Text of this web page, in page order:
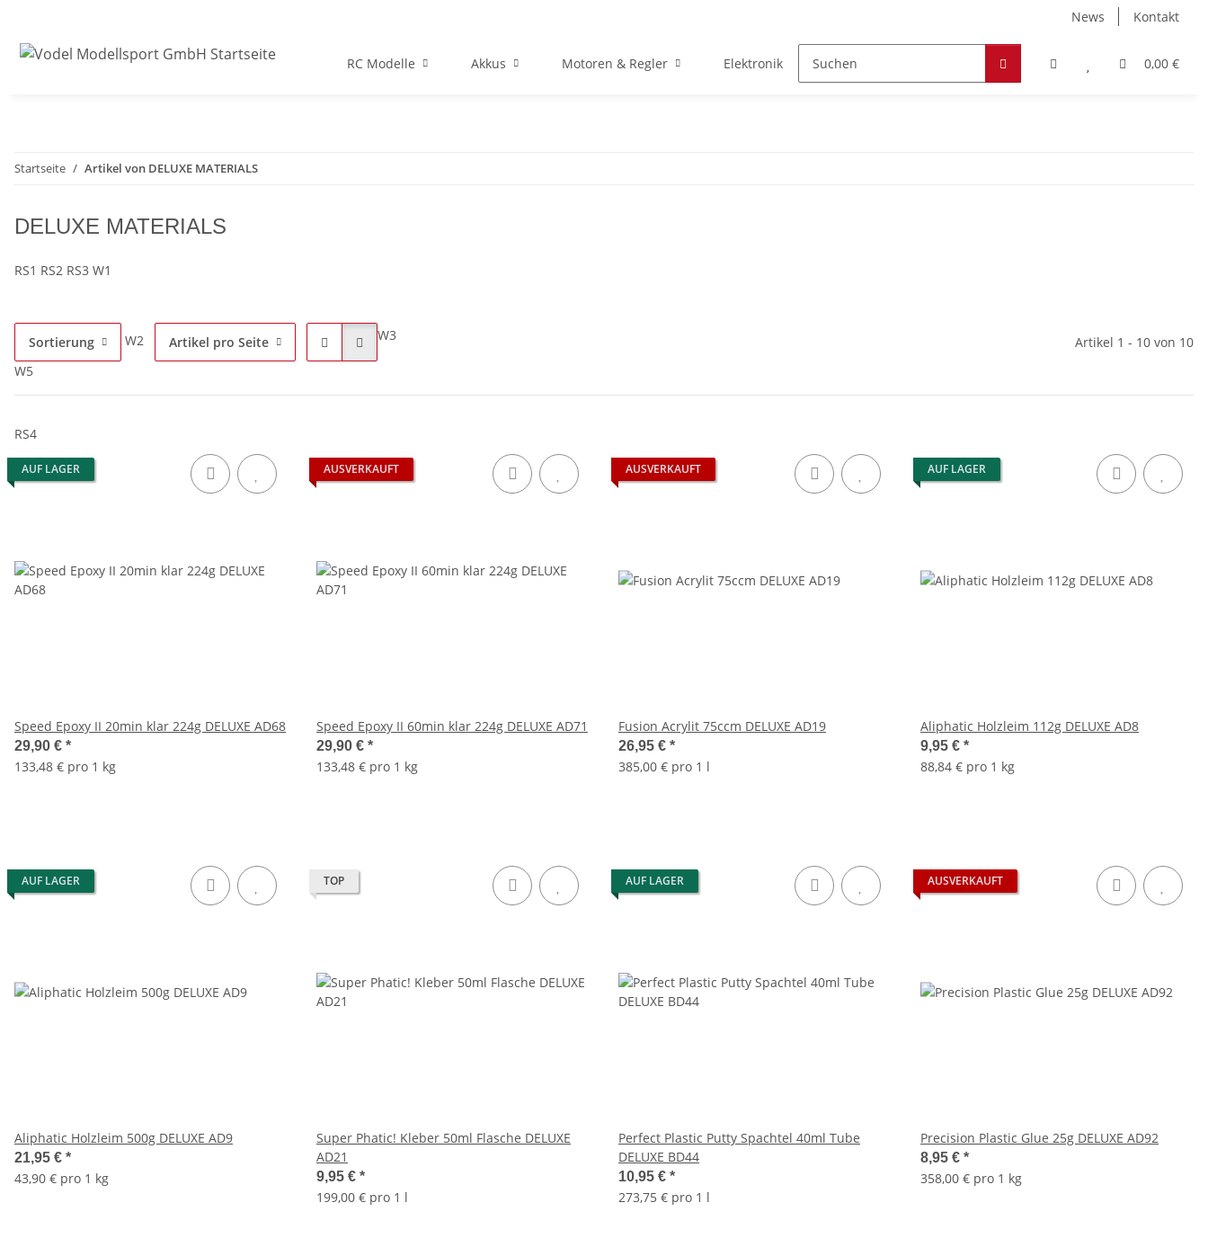
News Kontakt
0,00 €
RC Modelle Akkus Motoren & Regler Elektronik Zubehör Hobby & Freizeit Werkstoffe
Startseite Artikel von DELUXE MATERIALS
DELUXE MATERIALS
RS1 RS2 RS3 W1
Sortierung W2 Artikel pro Seite W3
Artikel 1 - 10 von 10
W5
RS4
AUF LAGER
Speed Epoxy II 20min klar 224g DELUXE AD68
29,90 € *
133,48 € pro 1 kg
AUSVERKAUFT
Speed Epoxy II 60min klar 224g DELUXE AD71
29,90 € *
133,48 € pro 1 kg
AUSVERKAUFT
Fusion Acrylit 75ccm DELUXE AD19
26,95 € *
385,00 € pro 1 l
AUF LAGER
Aliphatic Holzleim 112g DELUXE AD8
9,95 € *
88,84 € pro 1 kg
AUF LAGER
Aliphatic Holzleim 500g DELUXE AD9
21,95 € *
43,90 € pro 1 kg
TOP
Super Phatic! Kleber 50ml Flasche DELUXE
AD21
9,95 € *
199,00 € pro 1 l
AUF LAGER
Perfect Plastic Putty Spachtel 40ml Tube
DELUXE BD44
10,95 € *
273,75 € pro 1 l
AUSVERKAUFT
Precision Plastic Glue 25g DELUXE AD92
8,95 € *
358,00 € pro 1 kg